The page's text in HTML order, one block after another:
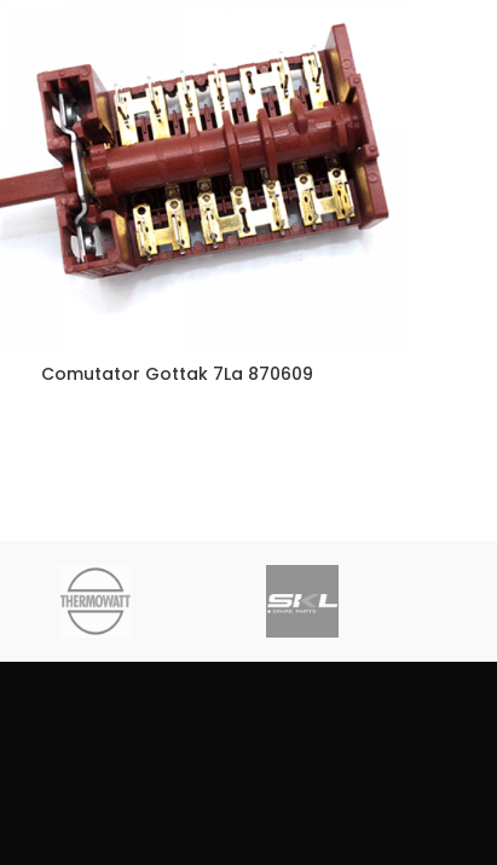
Comutator Gottak 7La 870609